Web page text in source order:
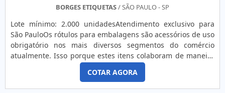
BORGES ETIQUETAS/ SÃO PAULO - SP
Lote mínimo: 2.000 unidadesAtendimento exclusivo para
São PauloOs rótulos para embalagens são acessórios de uso
obrigatório nos mais diversos segmentos do comércio
atualmente. Isso porque estes itens colaboram de maneira
ampla tanto com os consumidores quanto com as
empresas, garantindo informações totalmente necessárias
que colaboram com a escolha de compra ou não. Vantagens
COTAR AGORA